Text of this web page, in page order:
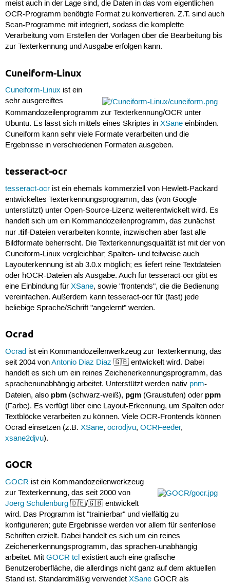
meist auch in der Lage sind, die Daten in das vom eigentlichen
OCR-Programm benötigte Format zu konvertieren. Z.T. sind auch
Scan-Programme mit integriert, sodass die komplette
Verarbeitung vom Erstellen der Vorlagen über die Bearbeitung bis
zur Texterkennung und Ausgabe erfolgen kann.
Cuneiform-Linux
Cuneiform-Linux ist ein
sehr ausgereiftes
Kommandozeilenprogramm zur Texterkennung/OCR unter
Ubuntu. Es lässt sich mittels eines Skriptes in XSaneeinbinden.
Cuneiform kann sehr viele Formate verarbeiten und die
Ergebnisse in verschiedenen Formaten ausgeben.
tesseract-ocr
tesseract-ocrist ein ehemals kommerziell von Hewlett-Packard
entwickeltes Texterkennungsprogramm, das (von Google
unterstützt) unter Open-Source-Lizenz weiterentwickelt wird. Es
handelt sich um ein Kommandozeilenprogramm, das zunächst
nur .tif-Dateien verarbeiten konnte, inzwischen aber fast alle
Bildformate beherrscht. Die Texterkennungsqualität ist mit der von
Cuneiform-Linux vergleichbar; Spalten- und teilweise auch
Layouterkennung ist ab 3.0.x möglich; es liefert reine Textdateien
oder hOCR-Dateien als Ausgabe. Auch für tesseract-ocr gibt es
eine Einbindung für XSane, sowie "frontends", die die Bedienung
vereinfachen. Außerdem kann tesseract-ocr für (fast) jede
beliebige Sprache/Schrift "angelernt" werden.
Ocrad
Ocradist ein Kommandozeilenwerkzeug zur Texterkennung, das
seit 2004 vonAntonio Diaz Diaz 🇬🇧 entwickelt wird. Dabei
handelt es sich um ein reines Zeichenerkennungsprogramm, das
sprachenunabhängig arbeitet. Unterstützt werden nativ pnm-
Dateien, also pbm(schwarz-weiß), pgm(Graustufen) oder ppm
(Farbe). Es verfügt über eine Layout-Erkennung, um Spalten oder
Textblöcke verarbeiten zu können. Viele OCR-Frontends können
Ocrad einsetzen (z.B. XSane, ocrodjvu, OCRFeeder,
xsane2djvu).
GOCR
GOCR ist ein Kommandozeilenwerkzeug
zur Texterkennung, das seit 2000 von
Joerg Schulenburg🇩🇪/🇬🇧 entwickelt
wird. Das Programm ist "trainierbar" und vielfältig zu
konfigurieren; gute Ergebnisse werden vor allem für serifenlose
Schriften erzielt. Dabei handelt es sich um ein reines
Zeichenerkennungsprogramm, das sprachen-unabhängig
arbeitet. Mit GOCR tclexistiert auch eine grafische
Benutzeroberfläche, die allerdings nicht ganz auf dem aktuellen
Stand ist. Standardmäßig verwendet XSaneGOCR als